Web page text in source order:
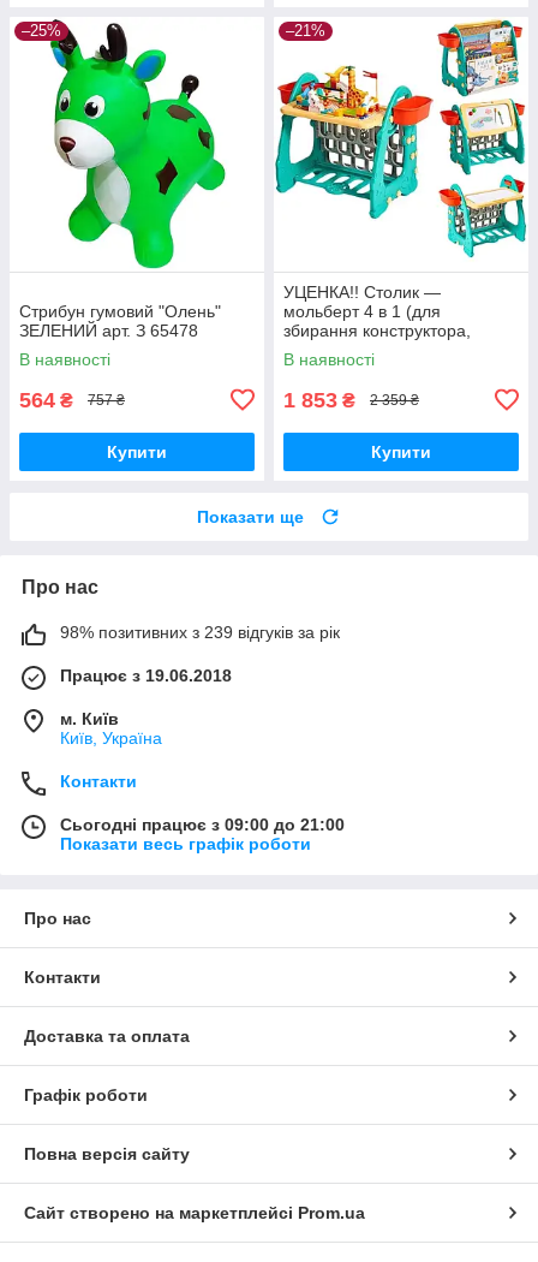
–25%
Стрибун гумовий "Олень"
ЗЕЛЕНИЙ арт. З 65478
В наявності
564 ₴ 757 ₴
Купити
–21%
УЦЕНКА!! Столик —
мольберт 4 в 1 (для
збирання конструктора,
малювання, книжкова
полиця) арт. S 075
В наявності
1 853 ₴ 2 359 ₴
Купити
Показати ще
Про нас
98% позитивних з 239 відгуків за рік
Працює з 19.06.2018
м. Київ
Київ, Україна
Контакти
Сьогодні працює з 09:00 до 21:00
Показати весь графік роботи
Про нас
Контакти
Доставка та оплата
Графік роботи
Повна версія сайту
Сайт створено на маркетплейсі Prom.ua